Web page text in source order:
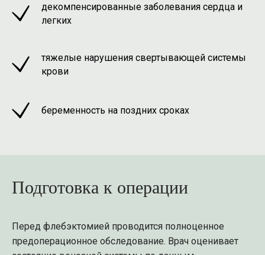
декомпенсированные заболевания сердца и
легких
тяжелые нарушения свертывающей системы
крови
беременность на поздних сроках
Подготовка к операции
Перед флебэктомией проводится полноценное
предоперационное обследование. Врач оценивает